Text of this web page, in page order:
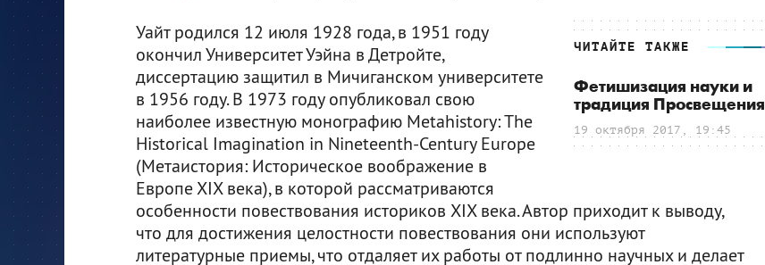
ЧИТАЙТЕ ТАКЖЕ
Фетишизация науки и
традиция Просвещения
19 октября 2017, 19:45
Уайт родился 12 июля 1928 года, в 1951 году
окончил Университет Уэйна в Детройте,
диссертацию защитил в Мичиганском университете
в 1956 году. В 1973 году опубликовал свою
наиболее известную монографию Metahistory: The
Historical Imagination in Nineteenth-Century Europe
(Метаистория: Историческое воображение в
Европе ХIХ века), в которой рассматриваются
особенности повествования историков XIX века. Автор приходит к выводу,
что для достижения целостности повествования они используют
литературные приемы, что отдаляет их работы от подлинно научных и делает